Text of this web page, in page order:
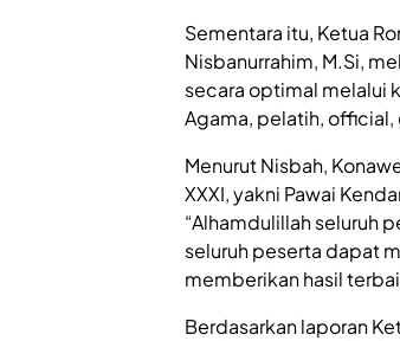
Sementara itu, Ketua
Nisbanurrahim, M.Si,
secara optimal melalui
Agama, pelatih, official,
Menurut Nisbah,
XXXI, yakni Pawai
“Alhamdulillah seluruh
seluruh peserta dapat
memberikan hasil
Berdasarkan laporan